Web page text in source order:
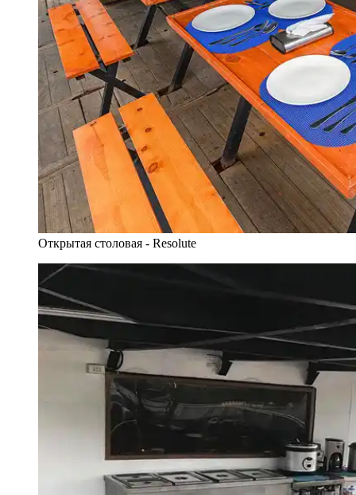
Открытая столовая - Resolute